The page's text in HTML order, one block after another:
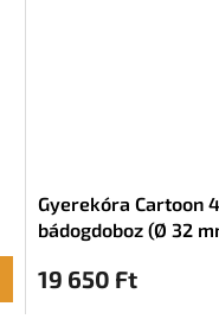
Gyerekóra Cartoon
bádogdoboz (Ø 32
19 650 Ft